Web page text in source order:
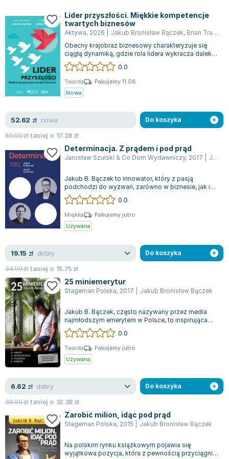
Książki o naukach politycznych dla studentów
Książki do nauk przyrodniczych dla studentów
Książki do nauk społecznych dla studentów
Książki do nauk ścisłych dla studentów
Prawo - książki dla studentów
Technologia żywności - książki
Zarządzanie i marketing - książki
Podręczniki dla nauczycieli - metodyka
Repetytoria, testy i materiały pomocnicze
Bolesław Prus
Clive Cussler
Wanda Chotomska
Józef Ignacy Kraszewski
Clive Staples Lewis
Martyna Wojciechowska
Melissa De la Cruz
Jaś Kapela
Agatha Christie
Witold Gadowski
Jan Pietrzak
Marcin Kowalczyk
Piotr Zychowicz
Joanna Jabłczyńska
Piotr Kościelny
Jan Piński
Agata Passent
Michel Moran
Maciej Orłoś
Jo Nesbo
Katarzyna Miller
Antoine de Saint Exupery
Lew Tołstoj
Mark Twain
Marcin Meller
ks. Piotr Pawlukiewicz
Jarosław Sokołowski
Piotr Latocha
Michael Scott
Piotr Semka
Jarosław Iwaszkiewicz
Lider przyszłości. Miękkie kompetencje
twartych biznesów
Aktywa, 2026 Jakub Bronisław Bączek, Brian Tracy
Obecny krajobraz biznesowy charakteryzuje się
ciągłą dynamiką, gdzie rola lidera wykracza daleko
poza zwyczajne zarządzanie zadani...
0.0
Twarda
Pakujemy 11.08
Nowa
52.62 zł nowa
69.90złtaniej o 17.28 zł
Do koszyka
Determinacja. Z prądem i pod prąd
Jarosław Szulski & Co Dom Wydawniczy, 2017 Jacek Santorski
Jakub B. Bączek to innowator, który z pasją
podchodzi do wyzwań, zarówno w biznesie, jak i
podczas inspirujących wystąpień motywac...
0.0
Miękka
Pakujemy jutro
Używana
19.15 zł dobry
34.90złtaniej o 15.75 zł
Do koszyka
25 miniemerytur
Stageman Polska, 2017 Jakub Bronisław Bączek
Jakub B. Bączek, często nazywany przez media
najmłodszym emerytem w Polsce, to inspirująca
postać, która w wieku 32 lat zrezygnowa...
0.0
Twarda
Pakujemy jutro
Używana
6.62 zł dobry
39.00złtaniej o 32.38 zł
Do koszyka
Zarobić milion, idąc pod prąd
Stageman Polska, 2015 Jakub Bronisław Bączek
Na polskim rynku książkowym pojawia się
wyjątkowa pozycja, która z pewnością przyciągnie